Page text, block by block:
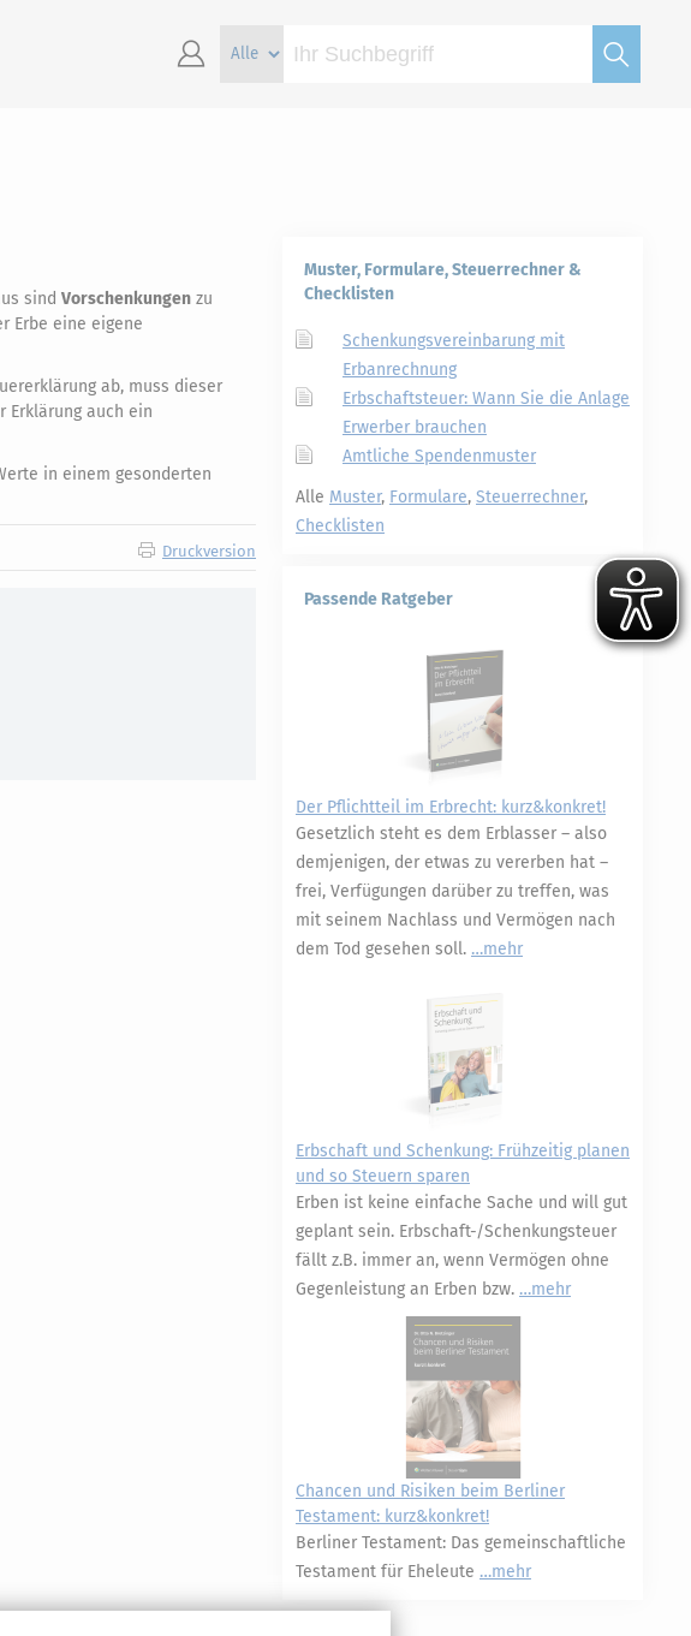
sind Vorschenkungen zu
Erbe eine eigene
ab, muss dieser
Erklärung auch ein
in einem gesonderten
Druckversion
Muster, Formulare, Steuerrechner &
Checklisten
Schenkungsvereinbarung mit
Erbanrechnung
Erbschaftsteuer: Wann Sie die Anlage
Erwerber brauchen
Amtliche Spendenmuster
Alle Muster, Formulare, Steuerrechner,
Checklisten
Passende Ratgeber
Der Pflichtteil im Erbrecht: kurz&konkret!
Gesetzlich steht es dem Erblasser – also
demjenigen, der etwas zu vererben hat –
frei, Verfügungen darüber zu treffen, was
mit seinem Nachlass und Vermögen nach
dem Tod gesehen soll.
mehr
Erbschaft und Schenkung: Frühzeitig planen
und so Steuern sparen
Erben ist keine einfache Sache und will gut
geplant sein. Erbschaft-/Schenkungsteuer
fällt z.B. immer an, wenn Vermögen ohne
Gegenleistung an Erben bzw.
mehr
Chancen und Risiken beim Berliner
Testament: kurz&konkret!
Berliner Testament: Das gemeinschaftliche
Testament für Eheleute
mehr